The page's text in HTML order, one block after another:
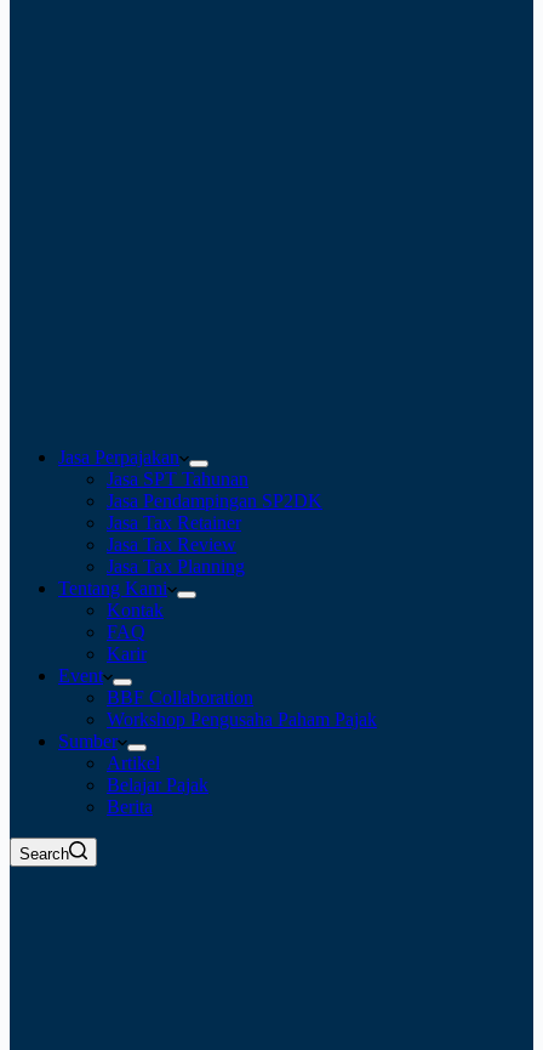
Jasa Perpajakan
Jasa SPT Tahunan
Jasa Pendampingan SP2DK
Jasa Tax Retainer
Jasa Tax Review
Jasa Tax Planning
Tentang Kami
Kontak
FAQ
Karir
Event
BBF Collaboration
Workshop Pengusaha Paham Pajak
Sumber
Artikel
Belajar Pajak
Berita
Search